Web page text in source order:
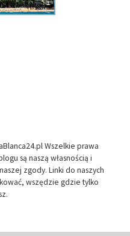
Wszelkie prawa
są naszą własnością i
zgody. Linki do naszych
wszędzie gdzie tylko